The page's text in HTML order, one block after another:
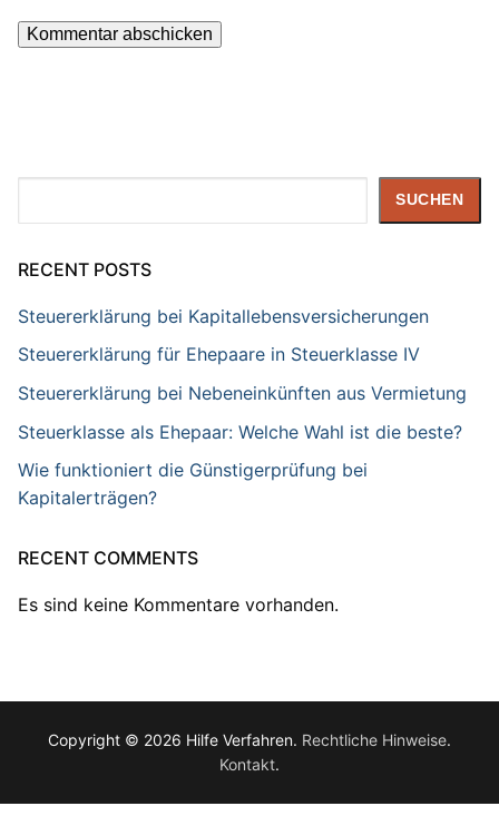
SUCHEN
RECENT POSTS
Steuererklärung bei Kapitallebensversicherungen
Steuererklärung für Ehepaare in Steuerklasse IV
Steuererklärung bei Nebeneinkünften aus Vermietung
Steuerklasse als Ehepaar: Welche Wahl ist die beste?
Wie funktioniert die Günstigerprüfung bei
Kapitalerträgen?
RECENT COMMENTS
Es sind keine Kommentare vorhanden.
Copyright © 2026 Hilfe Verfahren. Rechtliche Hinweise.
Kontakt.